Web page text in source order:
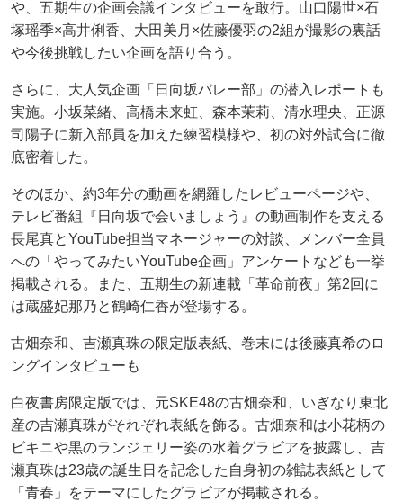
や、五期生の企画会議インタビューを敢行。山口陽世×石
塚瑶季×高井俐香、大田美月×佐藤優羽の2組が撮影の裏話
や今後挑戦したい企画を語り合う。
さらに、大人気企画「日向坂バレー部」の潜入レポートも
実施。小坂菜緒、高橋未来虹、森本茉莉、清水理央、正源
司陽子に新入部員を加えた練習模様や、初の対外試合に徹
底密着した。
そのほか、約3年分の動画を網羅したレビューページや、
テレビ番組『日向坂で会いましょう』の動画制作を支える
長尾真とYouTube担当マネージャーの対談、メンバー全員
への「やってみたいYouTube企画」アンケートなども一挙
掲載される。また、五期生の新連載「革命前夜」第2回に
は蔵盛妃那乃と鶴崎仁香が登場する。
古畑奈和、吉瀬真珠の限定版表紙、巻末には後藤真希のロ
ングインタビューも
白夜書房限定版では、元SKE48の古畑奈和、いぎなり東北
産の吉瀬真珠がそれぞれ表紙を飾る。古畑奈和は小花柄の
ビキニや黒のランジェリー姿の水着グラビアを披露し、吉
瀬真珠は23歳の誕生日を記念した自身初の雑誌表紙として
「青春」をテーマにしたグラビアが掲載される。